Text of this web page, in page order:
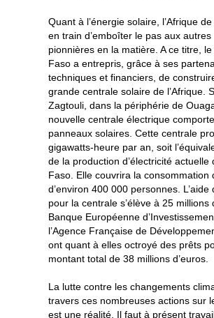
Quant à l’énergie solaire, l’Afrique de
en train d’emboîter le pas aux autres
pionnières en la matière. A ce titre, le
Faso a entrepris, grâce à ses
techniques et financiers, de
grande centrale solaire de l’Afrique.
Zagtouli, dans la périphérie de
nouvelle centrale électrique
panneaux solaires. Cette centrale
gigawatts-heure par an, soit
de la production d’électricité actuelle
Faso. Elle couvrira la consommation
d’environ 400 000 personnes. L’aide
pour la centrale s’élève à 25 millions
Banque Européenne
l’Agence Française de
ont quant à elles octroyé des prêts
montant total de 38 millions d’euros.
La lutte contre les changements
travers ces nombreuses actions sur
est une réalité. Il faut à présent